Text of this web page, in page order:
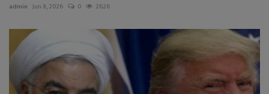
admin Jun 8, 2026 0 2626